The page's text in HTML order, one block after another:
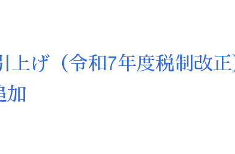
上げ（令和7年度税制改
加